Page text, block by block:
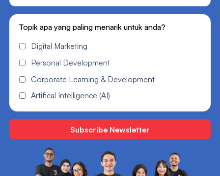
Topik apa yang paling menarik untuk anda?
Digital Marketing
Personal Development
Corporate Learning & Development
Artifical Intelligence (AI)